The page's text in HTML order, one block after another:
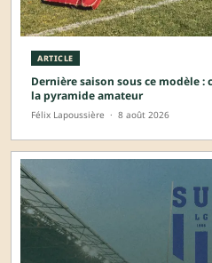
ARTICLE
Dernière saison sous ce modèle :
la pyramide amateur
Félix Lapoussière · 8 août 2026